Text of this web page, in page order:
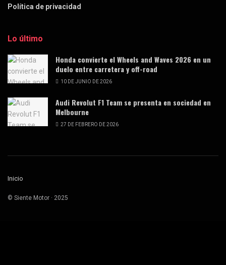
Política de privacidad
Lo último
Honda convierte el Wheels and Waves 2026 en un
duelo entre carretera y off-road
10 DE JUNIO DE 2026
Audi Revolut F1 Team se presenta en sociedad en
Melbourne
27 DE FEBRERO DE 2026
Inicio
© Siente Motor · 2025